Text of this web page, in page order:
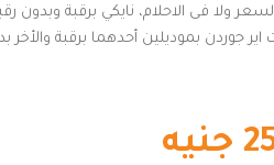
ولا فى الاحلام، نايكي برقبة وبدون
جوردن بموديلين أحدهما برقبة والأخر
جنيه